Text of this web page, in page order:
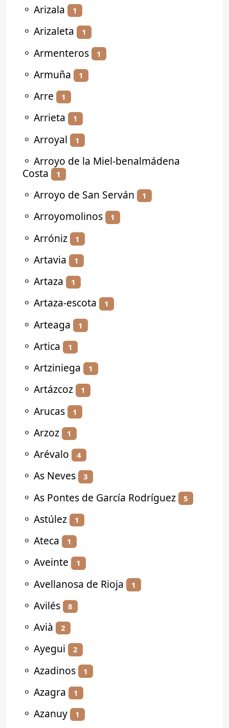
⚬ Arizala 1
⚬ Arizaleta 1
⚬ Armenteros 1
⚬ Armuña 1
⚬ Arre 1
⚬ Arrieta 1
⚬ Arroyal 1
⚬ Arroyo de la Miel-benalmádena
Costa
1
⚬ Arroyo de San Serván 1
⚬ Arroyomolinos 1
⚬ Arróniz 1
⚬ Artavia 1
⚬ Artaza 1
⚬ Artaza-escota 1
⚬ Arteaga 1
⚬ Artica 1
⚬ Artziniega 1
⚬ Artázcoz 1
⚬ Arucas 1
⚬ Arzoz 1
⚬ Arévalo 4
⚬ As Neves 3
⚬ As Pontes de García Rodríguez 5
⚬ Astúlez 1
⚬ Ateca 1
⚬ Aveinte 1
⚬ Avellanosa de Rioja 1
⚬ Avilés 8
⚬ Avià 2
⚬ Ayegui 2
⚬ Azadinos 1
⚬ Azagra 1
⚬ Azanuy 1